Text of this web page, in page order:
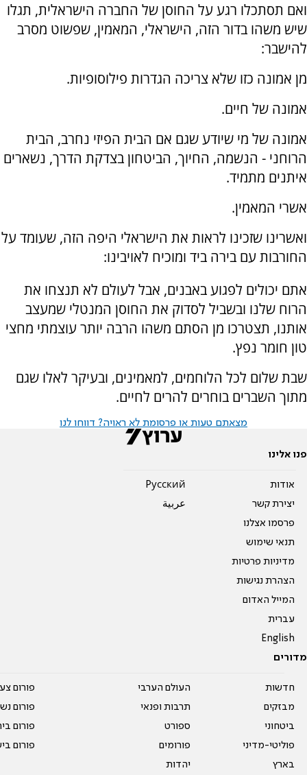
ואם תסתכלו רגע על החוסן של החברה הישראלית, תגלו
שיש משהו בדור הזה, הישראלי, המאמין, שפשוט מסרב
להישבר:
מן אמונה כזו שלא צריכה הגדרות פילוסופיות.
אמונה של חיים.
אמונה של מי שיודע שגם אם הבית הפיזי נחרב, הבית
הרוחני - הנשמה, החיוך, הביטחון בצדקת הדרך, נשארים
איתנים מתמיד.
אשרי המאמין.
ואשרינו שזכינו לראות את הישראלי היפה הזה, שעומד על
החורבות עם בירה ביד ומוכיח לאויבינו:
אתם יכולים לפגוע באבנים, אבל לעולם לא תנצחו את
הרוח שלנו ובשביל לסדוק את החוסן המנטלי שמעצב
אותנו, תצטרכו מן הסתם משהו הרבה יותר עוצמתי מחצי
טון חומר נפץ.
שבת שלום לכל הלוחמים, למאמינים, ובעיקר לאלו שגם
מתוך השברים בוחרים להרים לחיים.
מצאתם טעות או פרסומת לא ראויה? דווחו לנו
פנו אלינו
אודות
יצירת קשר
פרסמו אצלנו
תנאי שימוש
מדיניות פרטיות
הצהרת נגישות
המייל האדום
עברית
English
Pусский
عربية
מדורים
חדשות
מבזקים
ביטחוני
פוליטי-מדיני
בארץ
העולם הערבי
תרבות ופנאי
ספורט
פורומים
יהדות
פורום
פורום
פורום
פורום